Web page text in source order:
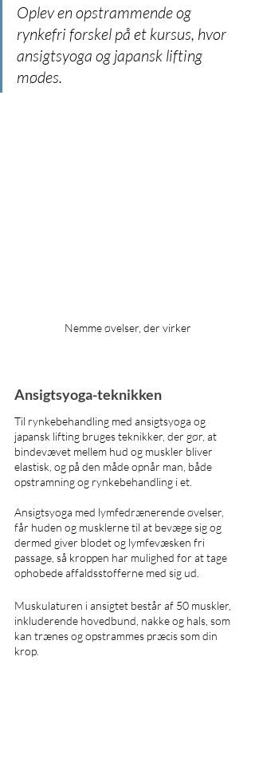
Oplev en opstrammende og
rynkefri forskel på et kursus, hvor
ansigtsyoga og japansk lifting
mødes.
Nemme øvelser, der virker
Ansigtsyoga-teknikken
Til rynkebehandling med ansigtsyoga og
japansk lifting bruges teknikker, der gør, at
bindevævet mellem hud og muskler bliver
elastisk, og på den måde opnår man, både
opstramning og rynkebehandling i et.
Ansigtsyoga med lymfedrænerende øvelser,
får huden og musklerne til at bevæge sig og
dermed giver blodet og lymfevæsken fri
passage, så kroppen har mulighed for at tage
ophobede affaldsstofferne med sig ud.
Muskulaturen i ansigtet består af 50 muskler,
inkluderende hovedbund, nakke og hals, som
kan trænes og opstrammes præcis som din
krop.